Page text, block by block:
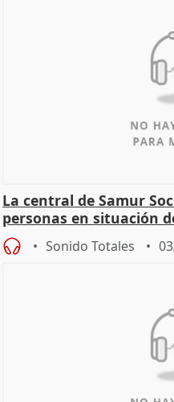
La central de Samur
personas en situación
de Calor
Sonido Totales